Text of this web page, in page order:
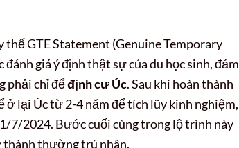
thế GTE Statement (Genuine Temporary
giá ý định thật sự của du học sinh, đảm
phải chỉ đểđịnh cư Úc. Sau khi hoàn thành
ở lại Úc từ 2-4 năm để tích lũy kinh nghiệm,
7/2024. Bước cuối cùng trong lộ trình này
thành thường trú nhân.